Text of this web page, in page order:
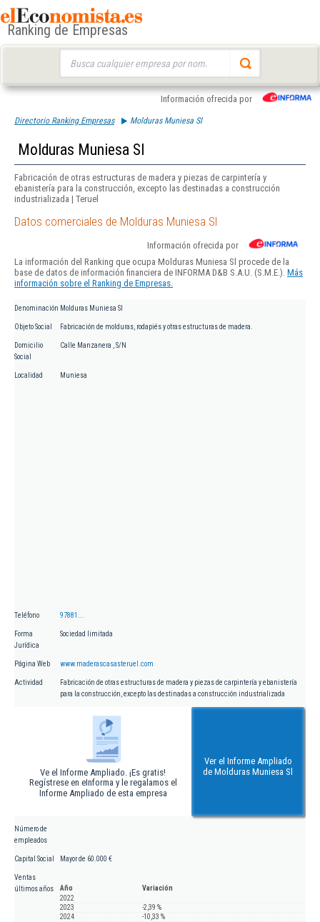
Ranking de Empresas
Información ofrecida por
Directorio Ranking Empresas Molduras Muniesa Sl
Molduras Muniesa Sl
Fabricación de otras estructuras de madera y piezas de carpintería y
ebanistería para la construcción, excepto las destinadas a construcción
industrializada | Teruel
Datos comerciales de Molduras Muniesa Sl
Información ofrecida por
La información del Ranking que ocupa Molduras Muniesa Sl procede de la
base de datos de información financiera de INFORMA D&B S.A.U. (S.M.E.). Más
información sobre el Ranking de Empresas.
Denominación Molduras Muniesa Sl
Objeto Social Fabricación de molduras, rodapiés y otras estructuras de madera.
Domicilio
Social
Calle Manzanera , S/N
Localidad Muniesa
Teléfono 97881...
Forma
Jurídica
Sociedad limitada
Página Web www.maderascasasteruel.com
Actividad
Fabricación de otras estructuras de madera y piezas de carpintería y ebanistería
para la construcción, excepto las destinadas a construcción industrializada
Ve el Informe Ampliado. ¡Es gratis!
Regístrese en eInforma y le regalamos el
Informe Ampliado de esta empresa
Ver el Informe Ampliado
de Molduras Muniesa Sl
Número de
empleados
Capital Social Mayor de 60.000 €
Ventas
últimos años
Año
Variación
2022
2023
-2,39 %
2024
-10,33 %